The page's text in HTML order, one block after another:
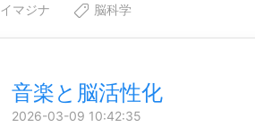
イマジナ 脳科学
音楽と脳活性化
2026-03-09 10:42:35